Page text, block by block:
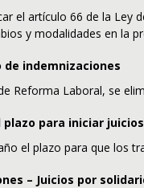
el artículo 66 de la Ley
y modalidades en la
de indemnizaciones
Reforma Laboral, se
plazo para iniciar
el plazo para que los
– Juicios por